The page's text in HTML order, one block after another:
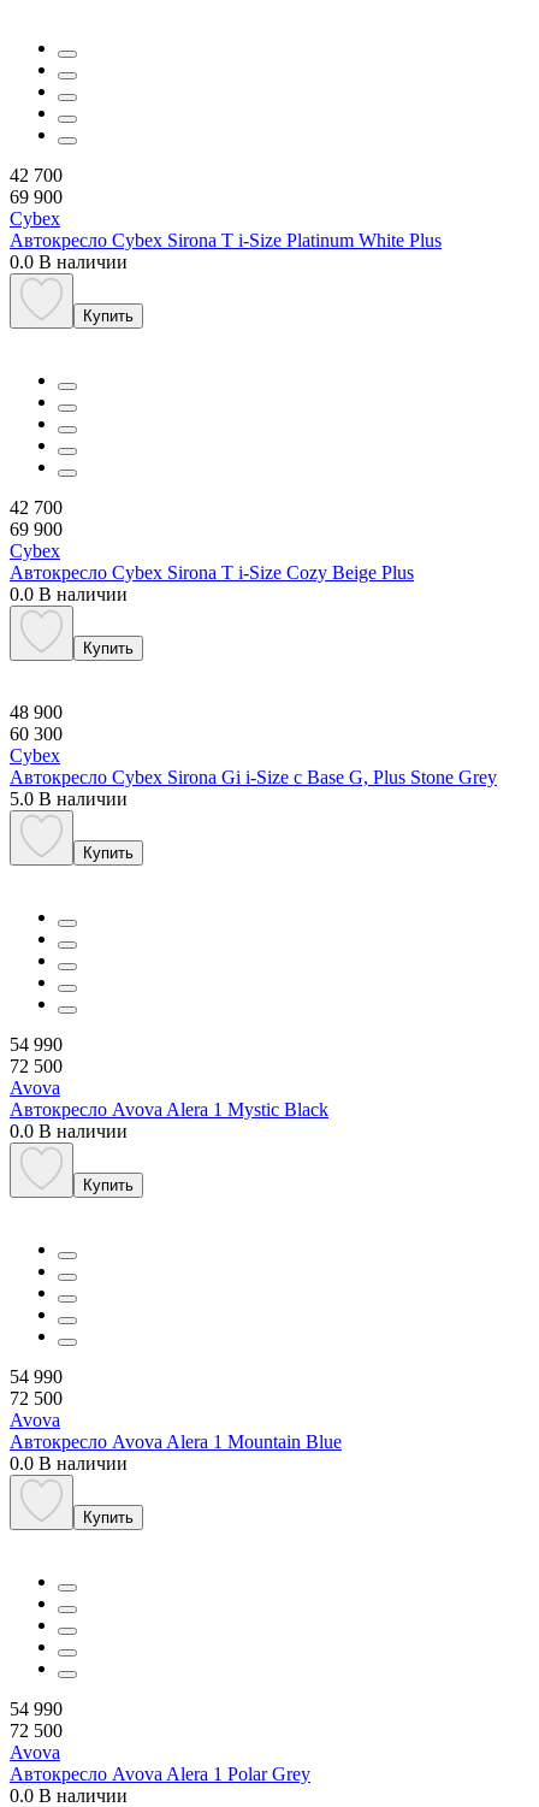
42 700
69 900
Cybex
Автокресло Cybex Sirona T i-Size Platinum White Plus
0.0 В наличии
Купить
42 700
69 900
Cybex
Автокресло Cybex Sirona T i-Size Cozy Beige Plus
0.0 В наличии
Купить
48 900
60 300
Cybex
Автокресло Сybex Sirona Gi i-Size с Base G, Plus Stone Grey
5.0 В наличии
Купить
54 990
72 500
Avova
Автокресло Avova Alera 1 Mystic Black
0.0 В наличии
Купить
54 990
72 500
Avova
Автокресло Avova Alera 1 Mountain Blue
0.0 В наличии
Купить
54 990
72 500
Avova
Автокресло Avova Alera 1 Polar Grey
0.0 В наличии